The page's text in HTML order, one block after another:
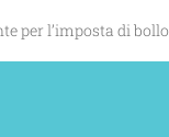
per l’imposta di bollo